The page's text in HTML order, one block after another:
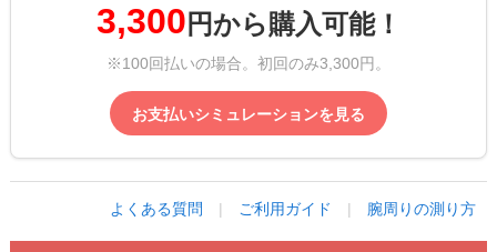
3,300 円から購入可能！
※100回払いの場合。初回のみ3,300円。
お支払いシミュレーションを見る
よくある質問 | ご利用ガイド | 腕周りの測り方